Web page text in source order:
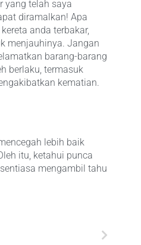
yang telah saya
diramalkan! Apa
anda terbakar,
menjauhinya. Jangan
barang-barang
berlaku, termasuk
kematian.
lebih baik
itu, ketahui punca
mengambil tahu